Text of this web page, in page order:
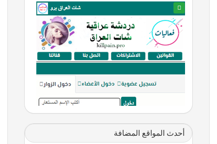
أحدث المواقع المضافة